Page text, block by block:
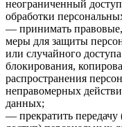
неограниченный
обработки
— принимать
меры для защиты
или случайного
блокирования,
распространения
неправомерных
данных;
— прекратить передачу